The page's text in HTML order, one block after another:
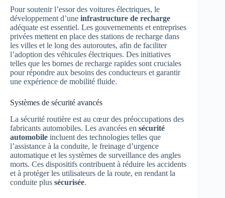
Pour soutenir l’essor des voitures électriques, le
développement d’une infrastructure de recharge
adéquate est essentiel. Les gouvernements et entreprises
privées mettent en place des stations de recharge dans
les villes et le long des autoroutes, afin de faciliter
l’adoption des véhicules électriques. Des initiatives
telles que les bornes de recharge rapides sont cruciales
pour répondre aux besoins des conducteurs et garantir
une expérience de mobilité fluide.
Systèmes de sécurité avancés
La sécurité routière est au cœur des préoccupations des
fabricants automobiles. Les avancées en sécurité
automobile incluent des technologies telles que
l’assistance à la conduite, le freinage d’urgence
automatique et les systèmes de surveillance des angles
morts. Ces dispositifs contribuent à réduire les accidents
et à protéger les utilisateurs de la route, en rendant la
conduite plus sécurisée.